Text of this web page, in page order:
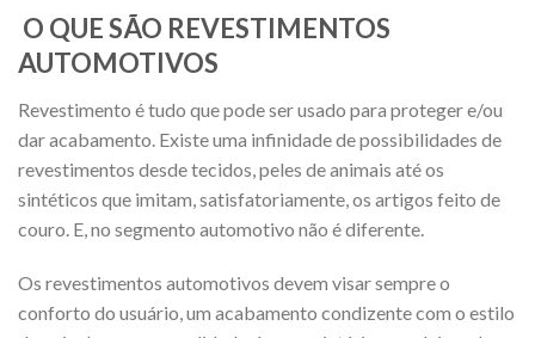
O QUE SÃO REVESTIMENTOS
AUTOMOTIVOS
Revestimento é tudo que pode ser usado para proteger e/ou
dar acabamento. Existe uma infinidade de possibilidades de
revestimentos desde tecidos, peles de animais até os
sintéticos que imitam, satisfatoriamente, os artigos feito de
couro. E, no segmento automotivo não é diferente.
Os revestimentos automotivos devem visar sempre o
conforto do usuário, um acabamento condizente com o estilo